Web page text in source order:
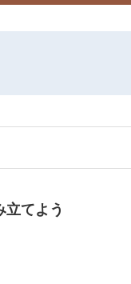
てよう